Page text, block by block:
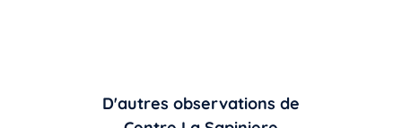
D'autres observations de